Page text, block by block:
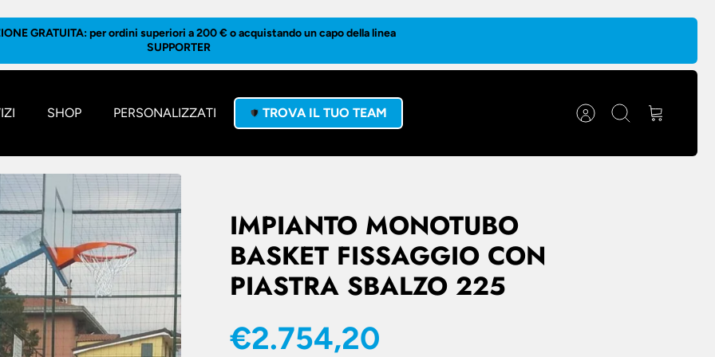
GRATUITA: per ordini superiori a 200 € o acquistando un capo della linea
SUPPORTER
SHOP PERSONALIZZATI TROVA IL TUO TEAM Account Cerca Carrello
IMPIANTO MONOTUBO
BASKET FISSAGGIO CON
PIASTRA SBALZO 225
€2.754,20